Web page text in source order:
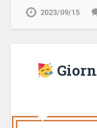
2023/09/15